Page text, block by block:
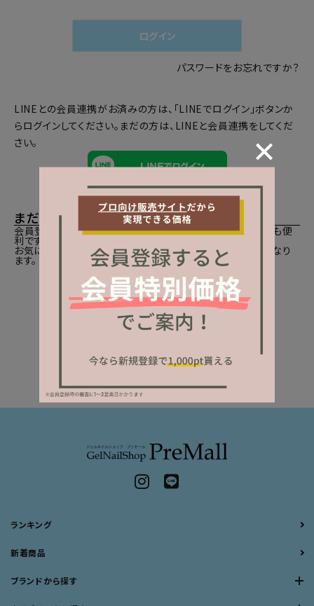
)
ログイン
パスワードをお忘れですか？
LINEとの会員連携がお済みの方は、「LINEでログイン」ボタンか
らログインしてください。まだの方は、 LINEと会員連携をしてくだ
さい。
まだご登録がお済みでないお客様
会員登録をしていただきますと、二度目のお買い物時にとても便
利です。
お気に入り商品をご登録いただけるなどお買い物が便利になり
ます。
会員登録
ランキング
新着商品
ブランドから探す